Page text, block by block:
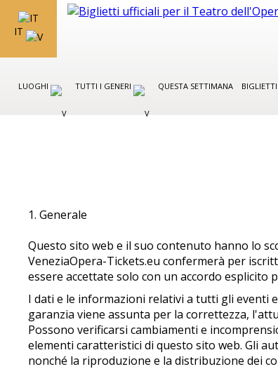
IT
LUOGHI TUTTI I GENERI QUESTA SETTIMANA
1. Generale
Questo sito web e il suo contenuto hanno lo
VeneziaOpera-Tickets.eu confermerà per
essere accettate solo con un accordo esplicito
I dati e le informazioni relativi a tutti gli eventi
garanzia viene assunta per la correttezza,
Possono verificarsi cambiamenti e
elementi caratteristici di questo sito web. Gli
nonché la riproduzione e la distribuzione dei